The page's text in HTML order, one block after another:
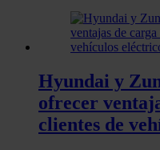
nuestros partners de
web, quienes pueden
que les haya
Hyundai y
ofrecer
clientes de